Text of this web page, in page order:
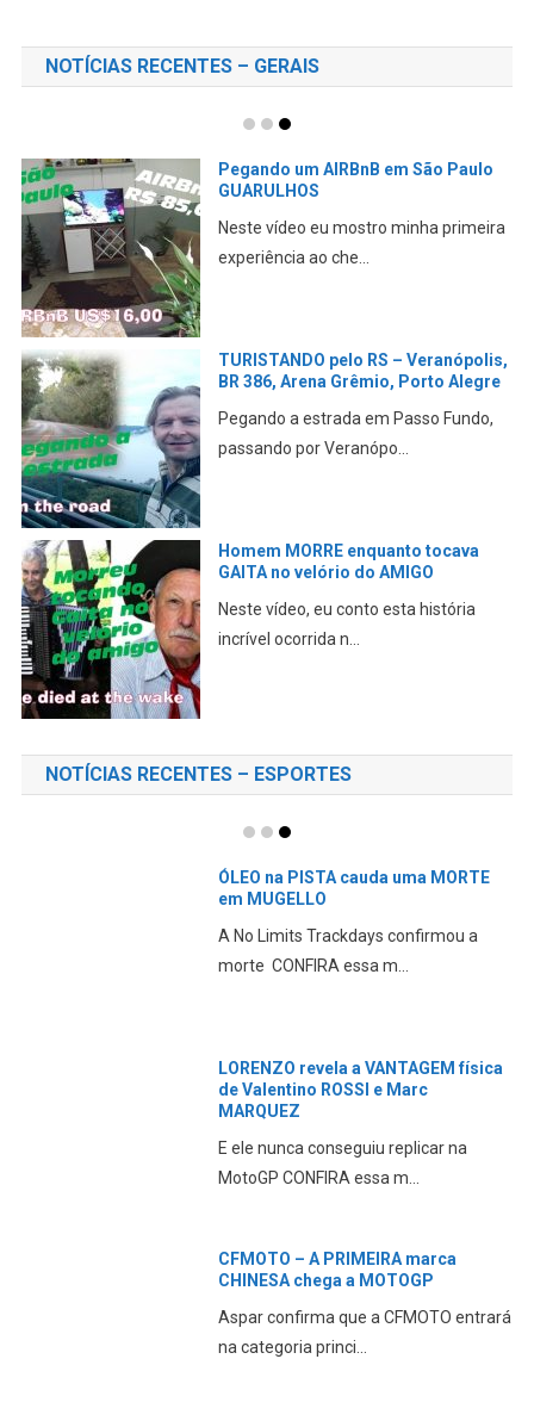
NOTÍCIAS RECENTES – GERAIS
Pegando um AIRBnB em São Paulo
GUARULHOS
Neste vídeo eu mostro minha primeira
experiência ao che...
TURISTANDO pelo RS – Veranópolis,
BR 386, Arena Grêmio, Porto Alegre
Pegando a estrada em Passo Fundo,
passando por Veranópo...
Homem MORRE enquanto tocava
GAITA no velório do AMIGO
Neste vídeo, eu conto esta história
incrível ocorrida n...
NOTÍCIAS RECENTES – ESPORTES
ÓLEO na PISTA cauda uma MORTE
em MUGELLO
A No Limits Trackdays confirmou a
morte CONFIRA essa m...
LORENZO revela a VANTAGEM física
de Valentino ROSSI e Marc
MARQUEZ
E ele nunca conseguiu replicar na
MotoGP CONFIRA essa m...
CFMOTO – A PRIMEIRA marca
CHINESA chega a MOTOGP
Aspar confirma que a CFMOTO entrará
na categoria princi...